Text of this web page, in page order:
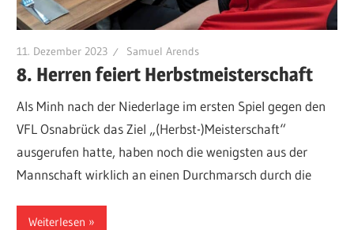
11. Dezember 2023 Samuel Arends
8. Herren feiert Herbstmeisterschaft
Als Minh nach der Niederlage im ersten Spiel gegen den
VFL Osnabrück das Ziel „(Herbst-)Meisterschaft“
ausgerufen hatte, haben noch die wenigsten aus der
Mannschaft wirklich an einen Durchmarsch durch die
Weiterlesen